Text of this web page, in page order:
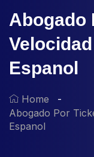
Abogado
Espanol
Home
Abogado Por
Espanol